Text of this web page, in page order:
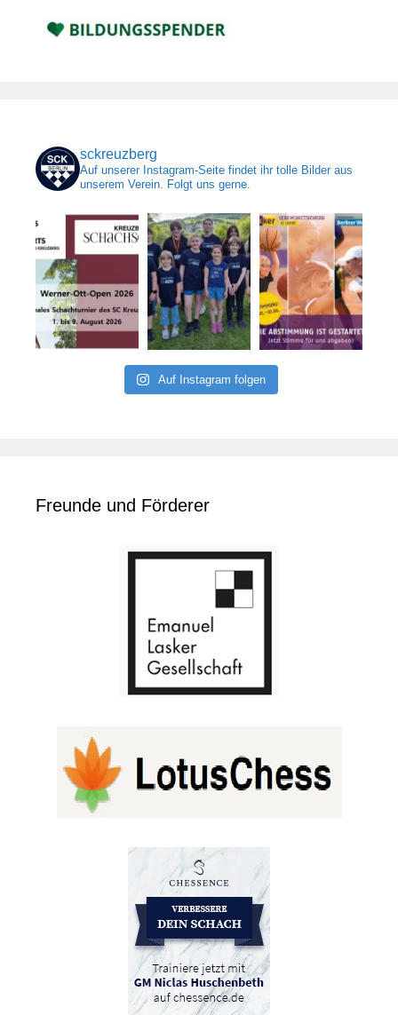
sckreuzberg
Auf unserer Instagram-Seite findet ihr tolle Bilder aus
unserem Verein. Folgt uns gerne.
Auf Instagram folgen
Freunde und Förderer